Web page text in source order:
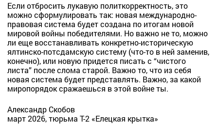
Если отбросить лукавую политкорректность, это
можно сформулировать так: новая международно-
правовая система будет создана по итогам новой
мировой войны победителями. Но важно не то, можно
ли еще восстанавливать конкретно-историческую
ялтинско-потсдамскую систему (что-то в ней заменив,
конечно), или новую придется писать с “чистого
листа” после слома старой. Важно то, что из себя
новая система будет представлять. Важно, за какой
миропорядок сражаешься в этой войне ты.
Александр Скобов
март 2026, тюрьма Т-2 «Елецкая крытка»